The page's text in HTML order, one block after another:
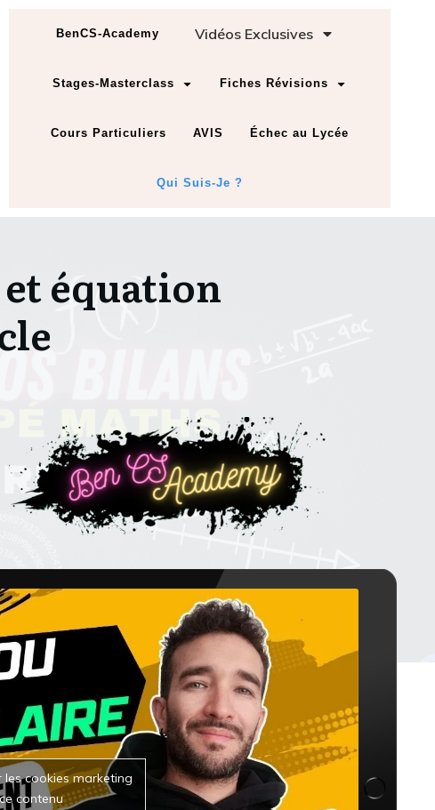
BenCS-Academy Vidéos Exclusives
Stages-Masterclass Fiches Révisions
Cours Particuliers AVIS Échec au Lycée
Qui Suis-Je ?
équation
cookies marketing
contenu